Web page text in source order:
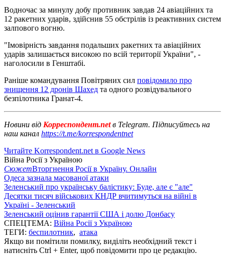
Водночас за минулу добу противник завдав 24 авіаційних та
12 ракетних ударів, здійснив 55 обстрілів із реактивних систем
залпового вогню.
"Імовірність завдання подальших ракетних та авіаційних
ударів залишається високою по всій території України", -
наголосили в Генштабі.
Раніше командування Повітряних сил повідомило про
знищення 12 дронів Шахед та одного розвідувального
безпілотника Гранат-4.
Новини від Корреспондент.netв Telegram. Підписуйтесь на
наш канал https://t.me/korrespondentnet
Читайте Korrespondent.net в Google News
Війна Росії з Україною
СюжетВторгнення Росії в Україну. Онлайн
Одеса зазнала масованої атаки
Зеленський про українську балістику: Буде, але є "але"
Десятки тисяч військових КНДР вчитимуться на війні в
Україні - Зеленський
Зеленський оцінив гарантії США і долю Донбасу
СПЕЦТЕМА: Війна Росії з Україною
ТЕГИ: беспилотник, атака
Якщо ви помітили помилку, виділіть необхідний текст і
натисніть Ctrl + Enter, щоб повідомити про це редакцію.